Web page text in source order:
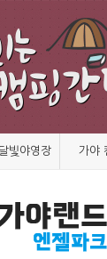
빛야영장 가야